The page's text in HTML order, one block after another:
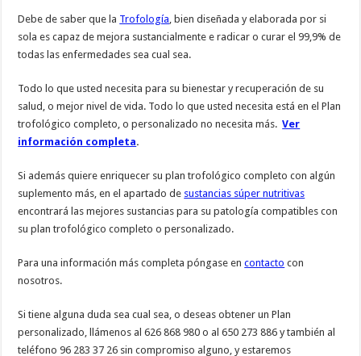
Debe de saber que la Trofología , bien diseñada y elaborada por si
sola es capaz de mejora sustancialmente e radicar o curar el 99,9% de
todas las enfermedades sea cual sea.
Todo lo que usted necesita para su bienestar y recuperación de su
salud, o mejor nivel de vida. Todo lo que usted necesita está en el Plan
trofológico completo, o personalizado no necesita más.Ver
información completa.
Si además quiere enriquecer su plan trofológico completo con algún
suplemento más, en el apartado de sustancias súper nutritivas
encontrará las mejores sustancias para su patología compatibles con
su plan trofológico completo o personalizado.
Para una información más completa póngase encontacto con
nosotros.
Si tiene alguna duda sea cual sea, o deseas obtener un Plan
personalizado, llámenos al 626 868 980 o al 650 273 886 y también al
teléfono 96 283 37 26 sin compromiso alguno, y estaremos